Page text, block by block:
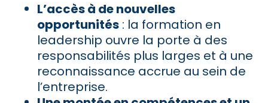
L’accès à de nouvelles
opportunités : la formation en
leadership ouvre la porte à des
responsabilités plus larges et à une
reconnaissance accrue au sein de
l’entreprise.